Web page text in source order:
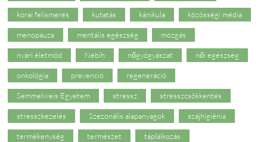
korai felismerés kutatás kánikula közösségi média
menopauza mentális egészség mozgás
nyári életmód Nébih nőgyógyászat női egészség
onkológia prevenció regeneráció
Semmelweis Egyetem stressz stresszcsökkentés
stresszkezelés Szezonális alapanyagok szájhigiénia
termékenység természet táplálkozás